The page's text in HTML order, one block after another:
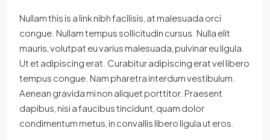
Nullam this is a link nibh facilisis, at malesuada orci
congue. Nullam tempus sollicitudin cursus. Nulla elit
mauris, volutpat eu varius malesuada, pulvinar eu ligula.
Ut et adipiscing erat. Curabitur adipiscing erat vel libero
tempus congue. Nam pharetra interdum vestibulum.
Aenean gravida mi non aliquet porttitor. Praesent
dapibus, nisi a faucibus tincidunt, quam dolor
condimentum metus, in convallis libero ligula ut eros.